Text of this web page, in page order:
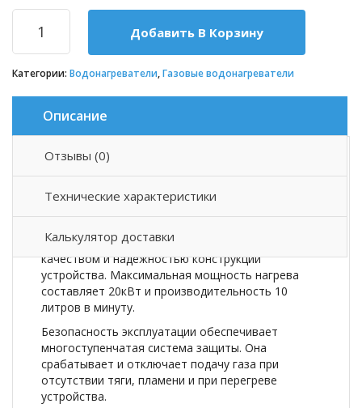
Добавить В Корзину
Категории: Водонагреватели,Газовые водонагреватели
Описание
Отзывы (0)
Технические характеристики
Калькулятор доставки
Описание товара
является важнейшим фактором наряду с
качеством и надежностью конструкции
устройства. Максимальная мощность нагрева
составляет 20кВт и производительность 10
литров в минуту.
Безопасность эксплуатации обеспечивает
многоступенчатая система защиты. Она
срабатывает и отключает подачу газа при
отсутствии тяги, пламени и при перегреве
устройства.